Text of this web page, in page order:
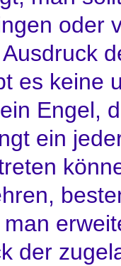
oder
es keine
Engel,
ein
der